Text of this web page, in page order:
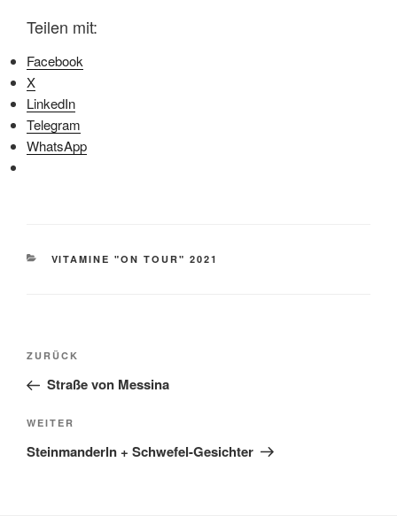
Teilen mit:
Facebook
X
LinkedIn
Telegram
WhatsApp
KATEGORIEN
VITAMINE "ON TOUR" 2021
Beitragsnavigation
Vorheriger
Beitrag
ZURÜCK
Straße von Messina
Nächster
Beitrag
WEITER
Steinmanderln + Schwefel-Gesichter